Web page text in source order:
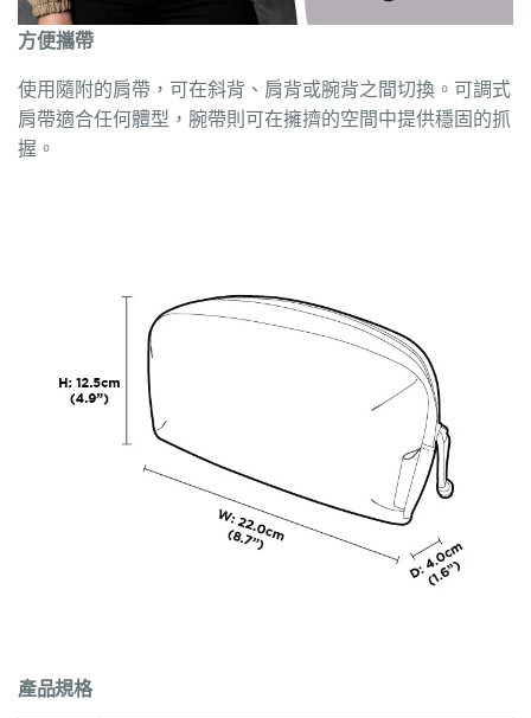
方便攜帶
使用隨附的肩帶，可在斜背、肩背或腕背之間切換。可調式
肩帶適合任何體型，腕帶則可在擁擠的空間中提供穩固的抓
握。
產品規格